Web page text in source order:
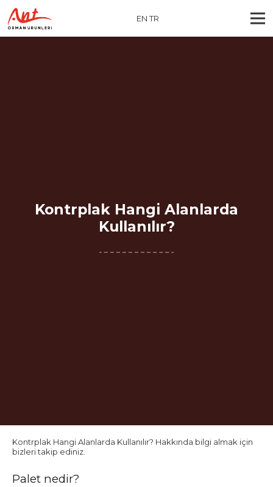
EN TR
Kontrplak Hangi Alanlarda
Kullanılır?
Kontrplak Hangi Alanlarda Kullanılır? Hakkında bilgi almak için
bizleri takip ediniz.
Palet nedir?